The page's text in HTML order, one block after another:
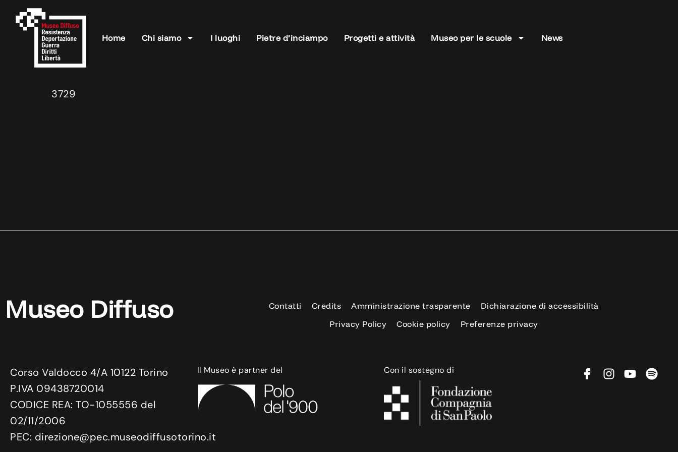
Home Chi siamo I luoghi Pietre d’inciampo Progetti e attività Museo per le scuole News
3729
Museo Diffuso Contatti Credits Amministrazione trasparente
Dichiarazione di accessibilità
Privacy Policy
Cookie policy Preferenze privacy
Corso Valdocco 4/A 10122 Torino
P.IVA 09438720014
CODICE REA: TO-1055556 del
02/11/2006
PEC: direzione@pec.museodiffusotorino.it
Il Museo è partner del Con il sostegno di